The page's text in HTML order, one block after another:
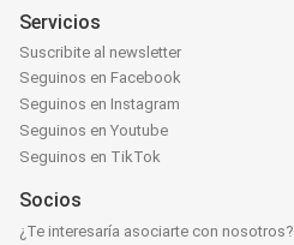
Servicios
Suscribite al newsletter
Seguinos en Facebook
Seguinos en Instagram
Seguinos en Youtube
Seguinos en TikTok
Socios
¿Te interesaría asociarte con nosotros?